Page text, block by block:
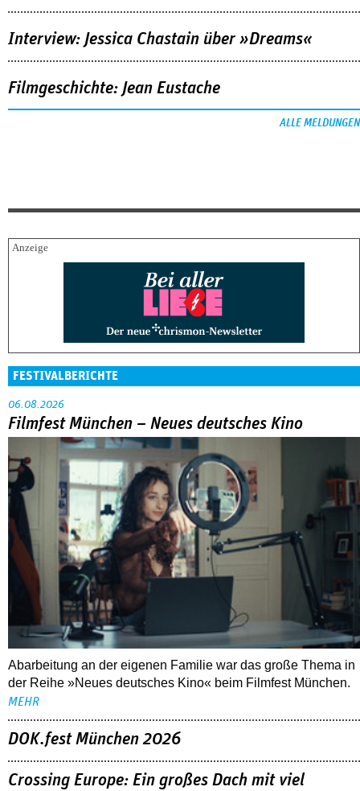
Interview: Jessica Chastain über »Dreams«
Filmgeschichte: Jean Eustache
ALLE MELDUNGEN
FESTIVALBERICHTE
06.08.2026
Filmfest München – Neues deutsches Kino
Abarbeitung an der eigenen Familie war das große Thema in
der Reihe »Neues deutsches Kino« beim Filmfest München.
MEHR
DOK.fest München 2026
Crossing Europe: Ein großes Dach mit viel